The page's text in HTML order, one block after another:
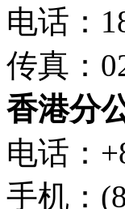
电话：
传真：
香港分
电话：
手机：